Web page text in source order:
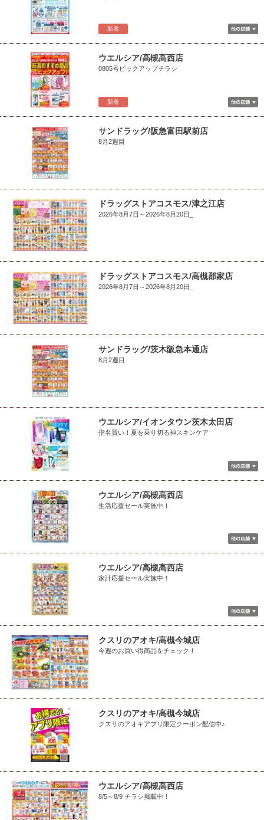
新着
新着
ウエルシア/高槻高西店
0805号ピックアップチラシ
サンドラッグ/阪急富田駅前店
8月2週目
ドラッグストアコスモス/津之江店
2026年8月7日～2026年8月20日_
ドラッグストアコスモス/高槻郡家店
2026年8月7日～2026年8月20日_
サンドラッグ/茨木阪急本通店
8月2週目
ウエルシア/イオンタウン茨木太田店
指名買い！夏を乗り切る神スキンケア
ウエルシア/高槻高西店
生活応援セール実施中！
ウエルシア/高槻高西店
家計応援セール実施中！
クスリのアオキ/高槻今城店
今週のお買い得商品をチェック！
クスリのアオキ/高槻今城店
クスリのアオキアプリ限定クーポン配信中♪
ウエルシア/高槻高西店
8/5～8/9 チラシ掲載中！